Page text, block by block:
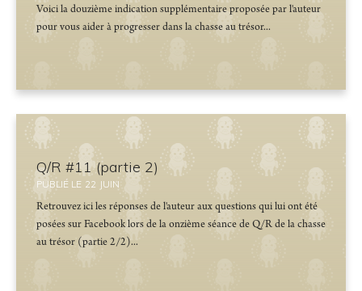
Voici la douzième indication supplémentaire proposée par l'auteur
pour vous aider à progresser dans la chasse au trésor...
Q/R #11 (partie 2)
PUBLIÉ LE 22 JUIN
Retrouvez ici les réponses de l'auteur aux questions qui lui ont été
posées sur Facebook lors de la onzième séance de Q/R de la chasse
au trésor (partie 2/2)...